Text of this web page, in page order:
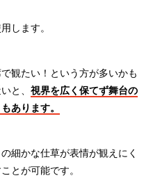
します。
観たい！という方が多いかも
と、 視界を広く保てず舞台の
あります。
細かな仕草が表情が観えにく
とが可能です。